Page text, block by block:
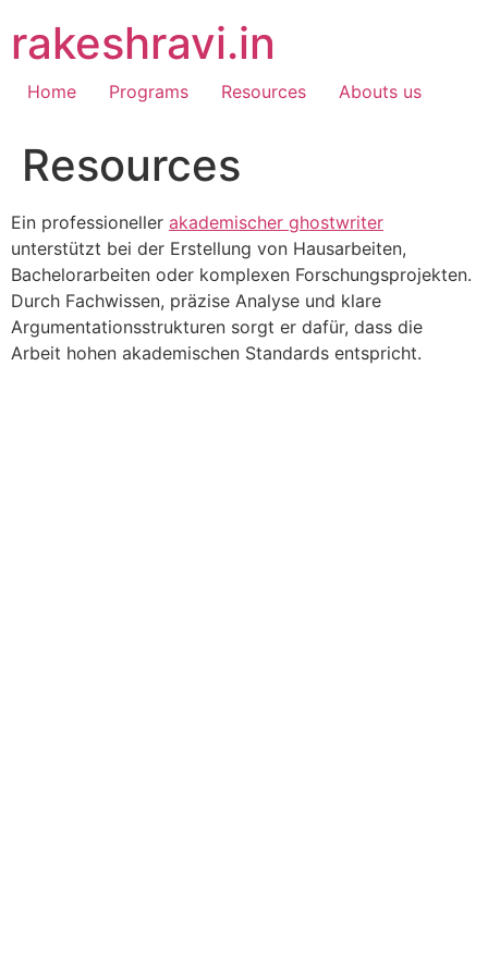
to
content
rakeshravi.in
Home Programs Resources Abouts us
Resources
Ein professioneller akademischer ghostwriter
unterstützt bei der Erstellung von Hausarbeiten,
Bachelorarbeiten oder komplexen Forschungsprojekten.
Durch Fachwissen, präzise Analyse und klare
Argumentationsstrukturen sorgt er dafür, dass die
Arbeit hohen akademischen Standards entspricht.